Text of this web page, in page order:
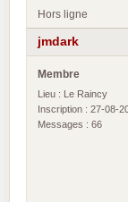
Hors ligne
jmdark
Membre
Lieu : Le Raincy
Inscription : 27-08-
Messages : 66